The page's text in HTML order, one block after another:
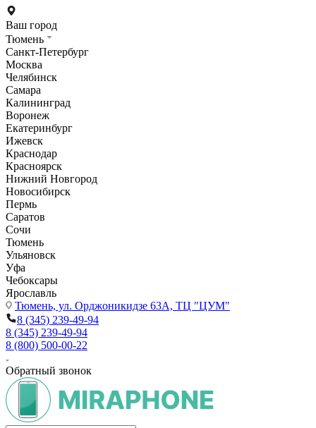
Ваш город
Тюмень
Санкт-Петербург
Москва
Челябинск
Самара
Калининград
Воронеж
Екатеринбург
Ижевск
Краснодар
Красноярск
Нижний Новгород
Новосибирск
Пермь
Саратов
Сочи
Тюмень
Ульяновск
Уфа
Чебоксары
Ярославль
Тюмень, ул. Орджоникидзе 63А, ТЦ "ЦУМ"
8 (345) 239-49-94
8 (345) 239-49-94
8 (800) 500-00-22
Обратный звонок